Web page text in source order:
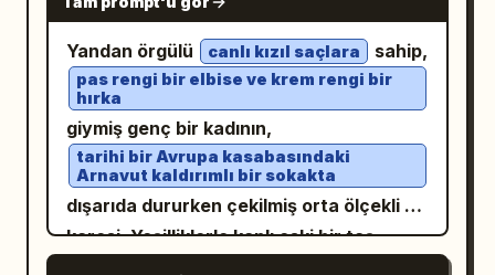
dışı, kopya öğeler, tuhaf dokular, dijital,
bej balıkçı yaka
açılı bir perspektiften çekim yapın;
vücudu bükme ahşap bir kafe
sandalyesinde yan dönmüş, bir eli
belinde duruyor. Üzerine, dökümlü
yüksek belli pilili bir eteğin içine
sokulmuş, soluk mavi-gri uzun kollu bir
bluz giydirerek yumuşak, monokrom
mavi-gri bir kombin oluşturun. Tam
olarak 2 adet görünür kafe mobilyası
Yandan örgülü canlı kızıl saçlara sahip,
pas rengi bir elbise ve krem rengi bir
hırka
giymiş genç bir kadının,
tarihi bir Avrupa kasabasındaki
Arnavut kaldırımlı bir sokakta
dışarıda dururken çekilmiş orta ölçekli bir
karesi. Yeşilliklerle kaplı eski bir taş